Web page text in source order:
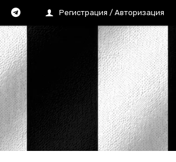
Регистрация / Авторизация